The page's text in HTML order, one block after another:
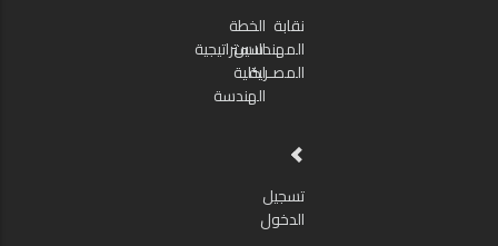
نقابة
المهندسين
المصـرية
الخطة
الاستراتيجية
لكلية
الهندسة
تسجيل
الدخول